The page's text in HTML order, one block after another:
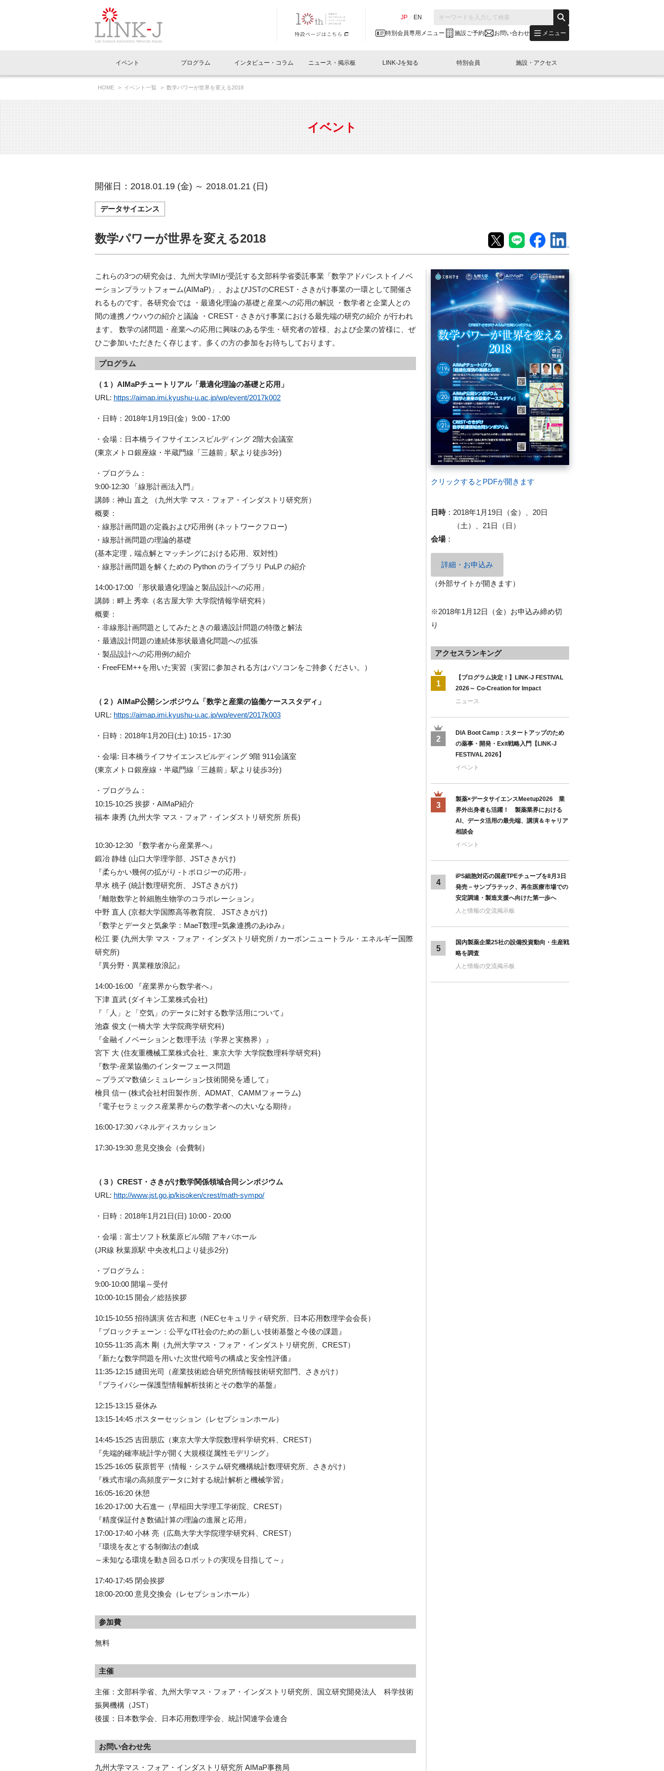
JP EN
特別会員専用メニュー 施設ご予約 お問い合わせ メニュー
イベントお知らせメール登録
閉じる
イベント
イベント一覧
LINK-J主催・共催 特別会員開催
LINK-J協賛・協力 出展・参加
イベントレポート一覧
LINK-J主催・共催 特別会員開催
LINK-J協賛・協力 出展・参加
プログラム
Out of Box相談室 What's "UNIKORN"？ What's "LINK-BioBAY TOKYO"？
インタビュー・コラム
インタビュー・コラム一覧
スペシャルインタビュー ベンチャーインタビュー 会報誌 (News Letter)
連載コラム サポーターコラム 日本橋コラム
ニュース・掲示板
ニュース一覧
トピック プレスリリース
メディア情報 海外関連
協賛・協力 施設
人と情報の交流掲示板一覧
会員プレスリリース ニュース・事業紹介
募集 イベント
LINK-Jを知る
理事長挨拶 Why in Nihonbashi What’s LINK-J WEST
国内外連携 サポーター紹介 事業内容
組織概要 パンフレット GTB日本橋エリアについて
特別会員
特別会員一覧 特別会員について 入会申し込み
専用メニューはこちら
施設・アクセス
ラウンジ・会議室 オフィス・ラボ 施設ご予約
アクセス
HOME イベント一覧 数学パワーが世界を変える2018
イベント
開催日：2018.01.19 (金) ～ 2018.01.21 (日)
データサイエンス
数学パワーが世界を変える2018
これらの3つの研究会は、九州大学IMIが受託する文部科学省委託事業「数学アドバンストイノベ
ーションプラットフォーム(AIMaP)」、およびJSTのCREST・さきがけ事業の一環として開催さ
れるものです。各研究会では ・最適化理論の基礎と産業への応用の解説 ・数学者と企業人との
間の連携ノウハウの紹介と議論 ・CREST・さきがけ事業における最先端の研究の紹介 が行われ
ます。 数学の諸問題・産業への応用に興味のある学生・研究者の皆様、および企業の皆様に、ぜ
ひご参加いただきたく存じます。多くの方の参加をお待ちしております。
プログラム
（１）AIMaPチュートリアル「最適化理論の基礎と応用」
URL: https://aimap.imi.kyushu-u.ac.jp/wp/event/2017k002
・日時：2018年1月19日(金）9:00 - 17:00
・会場：日本橋ライフサイエンスビルディング 2階大会議室
(東京メトロ銀座線・半蔵門線「三越前」駅より徒歩3分)
・プログラム：
9:00-12:30 「線形計画法入門」
講師：神山 直之 （九州大学 マス・フォア・インダストリ研究所）
概要：
・線形計画問題の定義および応用例 (ネットワークフロー)
・線形計画問題の理論的基礎
(基本定理，端点解とマッチングにおける応用、双対性)
・線形計画問題を解くための Python のライブラリ PuLP の紹介
14:00-17:00 「形状最適化理論と製品設計への応用」
講師：畔上 秀幸（名古屋大学 大学院情報学研究科）
概要：
・非線形計画問題としてみたときの最適設計問題の特徴と解法
・最適設計問題の連続体形状最適化問題への拡張
・製品設計への応用例の紹介
・FreeFEM++を用いた実習（実習に参加される方はパソコンをご持参ください。）
（２）AIMaP公開シンポジウム「数学と産業の協働ケーススタディ」
URL: https://aimap.imi.kyushu-u.ac.jp/wp/event/2017k003
・日時：2018年1月20日(土) 10:15 - 17:30
・会場: 日本橋ライフサイエンスビルディング 9階 911会議室
(東京メトロ銀座線・半蔵門線「三越前」駅より徒歩3分)
・プログラム：
10:15-10:25 挨拶・AIMaP紹介
福本 康秀 (九州大学 マス・フォア・インダストリ研究所 所長)
10:30-12:30 『数学者から産業界へ』
鍛冶 静雄 (山口大学理学部、JSTさきがけ)
『柔らかい幾何の拡がり -トポロジーの応用-』
早水 桃子 (統計数理研究所、 JSTさきがけ)
『離散数学と幹細胞生物学のコラボレーション』
中野 直人 (京都大学国際高等教育院、 JSTさきがけ)
『数学とデータと気象学：MaeT数理=気象連携のあゆみ』
松江 要 (九州大学 マス・フォア・インダストリ研究所 / カーボンニュートラル・エネルギー国際
研究所)
『異分野・異業種放浪記』
14:00-16:00 『産業界から数学者へ』
下津 直武 (ダイキン工業株式会社)
『「人」と「空気」のデータに対する数学活用について』
池森 俊文 (一橋大学 大学院商学研究科)
『金融イノベーションと数理手法（学界と実務界）』
宮下 大 (住友重機械工業株式会社、東京大学 大学院数理科学研究科)
『数学-産業協働のインターフェース問題
～プラズマ数値シミュレーション技術開発を通して』
檜貝 信一 (株式会社村田製作所、ADMAT、CAMMフォーラム)
『電子セラミックス産業界からの数学者への大いなる期待』
16:00-17:30 パネルディスカッション
17:30-19:30 意見交換会（会費制）
（３）CREST・さきがけ数学関係領域合同シンポジウム
URL: http://www.jst.go.jp/kisoken/crest/math-sympo/
・日時：2018年1月21日(日) 10:00 - 20:00
・会場：富士ソフト秋葉原ビル5階 アキバホール
(JR線 秋葉原駅 中央改札口より徒歩2分)
・プログラム：
9:00-10:00 開場～受付
10:00-10:15 開会／総括挨拶
10:15-10:55 招待講演 佐古和恵（NECセキュリティ研究所、日本応用数理学会会長）
『ブロックチェーン：公平なIT社会のための新しい技術基盤と今後の課題』
10:55-11:35 高木 剛（九州大学マス・フォア・インダストリ研究所、CREST）
『新たな数学問題を用いた次世代暗号の構成と安全性評価』
11:35-12:15 縫田光司（産業技術総合研究所情報技術研究部門、さきがけ）
『プライバシー保護型情報解析技術とその数学的基盤』
12:15-13:15 昼休み
13:15-14:45 ポスターセッション（レセプションホール）
14:45-15:25 吉田朋広（東京大学大学院数理科学研究科、CREST）
『先端的確率統計学が開く大規模従属性モデリング』
15:25-16:05 荻原哲平（情報・システム研究機構統計数理研究所、さきがけ）
『株式市場の高頻度データに対する統計解析と機械学習』
16:05-16:20 休憩
16:20-17:00 大石進一（早稲田大学理工学術院、CREST）
『精度保証付き数値計算の理論の進展と応用』
17:00-17:40 小林 亮（広島大学大学院理学研究科、CREST）
『環境を友とする制御法の創成
～未知なる環境を動き回るロボットの実現を目指して～』
17:40-17:45 閉会挨拶
18:00-20:00 意見交換会（レセプションホール）
参加費
無料
主催
主催：文部科学省、 九州大学マス・フォア・インダストリ研究所、国立研究開発法人 科学技術
振興機構（JST）
後援：日本数学会、日本応用数理学会、統計関連学会連合
お問い合わせ先
九州大学マス・フォア・インダストリ研究所 AIMaP事務局
クリックするとPDFが開きます
日時： 2018年1月19日（金）、20日
（土）、21日（日）
会場：
詳細・お申込み
（外部サイトが開きます）
※2018年1月12日（金）お申込み締め切
り
アクセスランキング
1
【プログラム決定！】LINK-J FESTIVAL
2026～ Co-Creation for Impact
ニュース
2
DIA Boot Camp：スタートアップのため
の薬事・開発・Exit戦略入門【LINK-J
FESTIVAL 2026】
イベント
3
製薬×データサイエンスMeetup2026 業
界外出身者も活躍！ 製薬業界における
AI、データ活用の最先端、講演＆キャリア
相談会
イベント
4
iPS細胞対応の国産TPEチューブを8月3日
発売－サンプラテック、再生医療市場での
安定調達・製造支援へ向けた第一歩へ
人と情報の交流掲示板
5
国内製薬企業25社の設備投資動向・生産戦
略を調査
人と情報の交流掲示板